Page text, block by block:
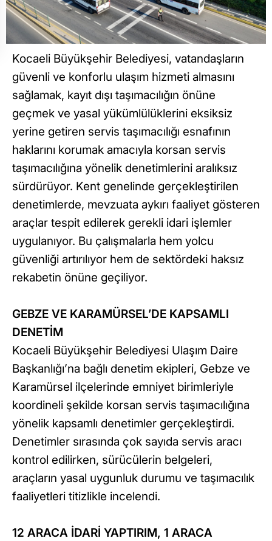
Kocaeli Büyükşehir Belediyesi, vatandaşların
güvenli ve konforlu ulaşım hizmeti almasını
sağlamak, kayıt dışı taşımacılığın önüne
geçmek ve yasal yükümlülüklerini eksiksiz
yerine getiren servis taşımacılığı esnafının
haklarını korumak amacıyla korsan servis
taşımacılığına yönelik denetimlerini aralıksız
sürdürüyor. Kent genelinde gerçekleştirilen
denetimlerde, mevzuata aykırı faaliyet gösteren
araçlar tespit edilerek gerekli idari işlemler
uygulanıyor. Bu çalışmalarla hem yolcu
güvenliği artırılıyor hem de sektördeki haksız
rekabetin önüne geçiliyor.
GEBZE VE KARAMÜRSEL’DE KAPSAMLI
DENETİM
Kocaeli Büyükşehir Belediyesi Ulaşım Daire
Başkanlığı’na bağlı denetim ekipleri, Gebze ve
Karamürsel ilçelerinde emniyet birimleriyle
koordineli şekilde korsan servis taşımacılığına
yönelik kapsamlı denetimler gerçekleştirdi.
Denetimler sırasında çok sayıda servis aracı
kontrol edilirken, sürücülerin belgeleri,
araçların yasal uygunluk durumu ve taşımacılık
faaliyetleri titizlikle incelendi.
12 ARACA İDARİ YAPTIRIM, 1 ARACA